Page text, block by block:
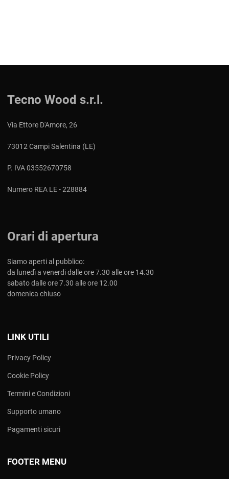
Tecno Wood s.r.l.
Via Ettore D'Amore, 26
73012 Campi Salentina (LE)
P. IVA 03552670758
Numero REA LE - 228884
Orari di apertura
Siamo aperti al pubblico:
da lunedì a venerdi dalle ore 7.30 alle ore 14.30
sabato dalle ore 7.30 alle ore 12.00
domenica chiuso
LINK UTILI
Privacy Policy
Cookie Policy
Termini e Condizioni
Supporto umano
Pagamenti sicuri
FOOTER MENU